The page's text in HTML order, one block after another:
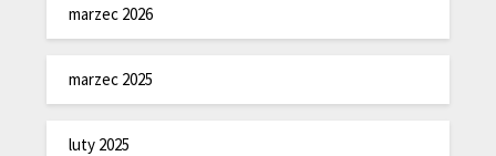
marzec 2026
marzec 2025
luty 2025